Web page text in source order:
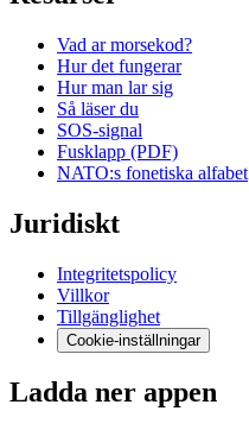
Vad ar morsekod?
Hur det fungerar
Hur man lar sig
Så läser du
SOS-signal
Fusklapp (PDF)
NATO:s fonetiska alfabet
Juridiskt
Integritetspolicy
Villkor
Tillgänglighet
Cookie-inställningar
Ladda ner appen